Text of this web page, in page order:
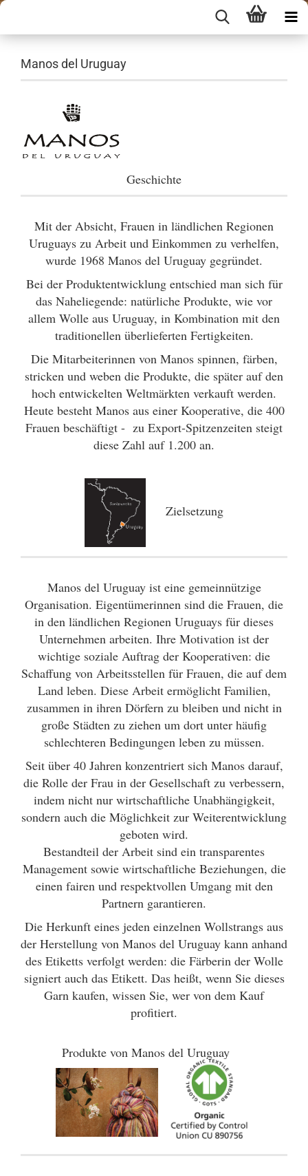
Manos del Uruguay
Geschichte
Mit der Absicht, Frauen in ländlichen Regionen
Uruguays zu Arbeit und Einkommen zu verhelfen,
wurde 1968 Manos del Uruguay gegründet.
Bei der Produktentwicklung entschied man sich für
das Naheliegende: natürliche Produkte, wie vor
allem Wolle aus Uruguay, in Kombination mit den
traditionellen überlieferten Fertigkeiten.
Die Mitarbeiterinnen von Manos spinnen, färben,
stricken und weben die Produkte, die später auf den
hoch entwickelten Weltmärkten verkauft werden.
Heute besteht Manos aus einer Kooperative, die 400
Frauen beschäftigt - zu Export-Spitzenzeiten steigt
diese Zahl auf 1.200 an.
Zielsetzung
Manos del Uruguay ist eine gemeinnützige
Organisation. Eigentümerinnen sind die Frauen, die
in den ländlichen Regionen Uruguays für dieses
Unternehmen arbeiten. Ihre Motivation ist der
wichtige soziale Auftrag der Kooperativen: die
Schaffung von Arbeitsstellen für Frauen, die auf dem
Land leben. Diese Arbeit ermöglicht Familien,
zusammen in ihren Dörfern zu bleiben und nicht in
große Städten zu ziehen um dort unter häufig
schlechteren Bedingungen leben zu müssen.
Seit über 40 Jahren konzentriert sich Manos darauf,
die Rolle der Frau in der Gesellschaft zu verbessern,
indem nicht nur wirtschaftliche Unabhängigkeit,
sondern auch die Möglichkeit zur Weiterentwicklung
geboten wird.
Bestandteil der Arbeit sind ein transparentes
Management sowie wirtschaftliche Beziehungen, die
einen fairen und respektvollen Umgang mit den
Partnern garantieren.
Die Herkunft eines jeden einzelnen Wollstrangs aus
der Herstellung von Manos del Uruguay kann anhand
des Etiketts verfolgt werden: die Färberin der Wolle
signiert auch das Etikett. Das heißt, wenn Sie dieses
Garn kaufen, wissen Sie, wer von dem Kauf
profitiert.
Produkte von Manos del Uruguay